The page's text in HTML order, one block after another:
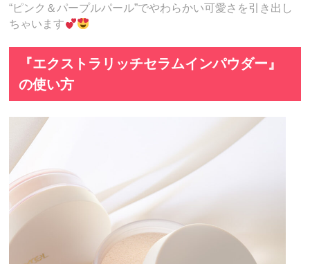
“ピンク＆パープルパール”でやわらかい可愛さを引き出し
ちゃいます
『エクストラリッチセラムインパウダー』
の使い方